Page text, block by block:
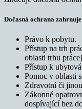
Dočasná ochrana
Právo k pobytu.
Přístup na trh
oblasti trhu
Přístup k
Pomoc v oblasti
Zdravotní či
Zákonné
dospívající bez